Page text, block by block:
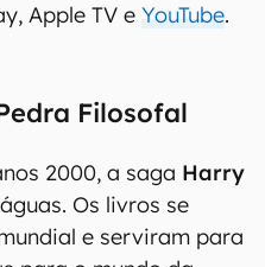
Apple TV e YouTube.
Filosofal
2000, a saga Harry
Os livros se
e serviram para